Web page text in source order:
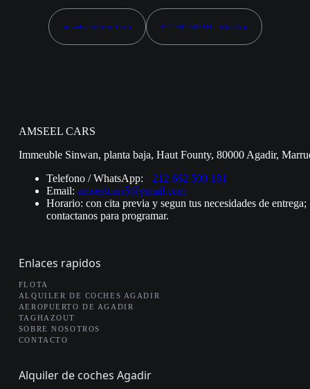
amseelcars5@gmail.com +212 662 500 181 · WhatsApp
AMSEEL CARS
Immeuble Sinwan, planta baja, Haut Founty, 80000 Agadir,
Telefono / WhatsApp: +212 662 500 181
Email: amseelcars5@gmail.com
Horario: con cita previa y segun tus necesidades de entrega;
contactanos para programar.
Enlaces rapidos
FLOTA
ALQUILER DE COCHES AGADIR
AEROPUERTO DE AGADIR
TAGHAZOUT
SOBRE NOSOTROS
CONTACTO
Alquiler de coches Agadir